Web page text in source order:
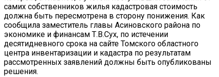
самих собственников жилья кадастровая стоимость
должна быть пересмотрена в сторону понижения. Как
сообщила заместитель главы Асиновского района по
экономике и финансам Т.В.Сух, по истечении
десятидневного срока на сайте Томского областного
центра инвентаризации и кадастра по результатам
рассмотренных заявлений должны быть опубликованы
решения.